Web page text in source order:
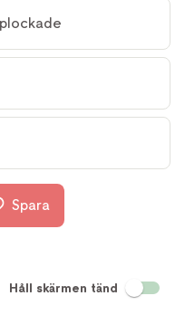
Spara
Håll skärmen tänd